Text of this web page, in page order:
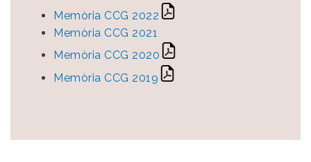
Memòria CCG 2022
Memòria CCG 2021
Memòria CCG 2020
Memòria CCG 2019